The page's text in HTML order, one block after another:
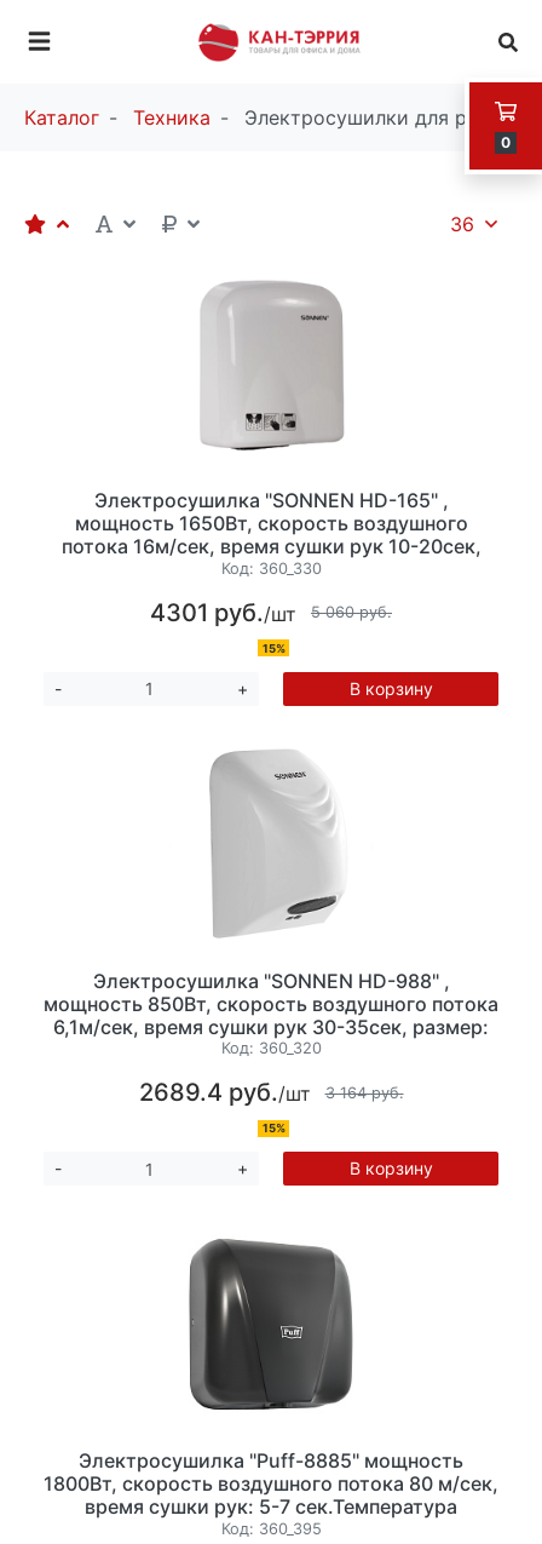
0
Каталог Техника Электросушилки для рук
36
Электросушилка "SONNEN HD-165" ,
мощность 1650Вт, скорость воздушного
потока 16м/сек, время сушки рук 10-20сек,
размер: 220х125х255мм, пластик, цвет белый
Код: 360_330
4301 руб./шт 5 060 руб.
15%
- + В корзину
Электросушилка "SONNEN HD-988" ,
мощность 850Вт, скорость воздушного потока
6,1м/сек, время сушки рук 30-35сек, размер:
150х140х210мм, пластик, цвет белый
Код: 360_320
2689.4 руб./шт 3 164 руб.
15%
- + В корзину
Электросушилка "Puff-8885" мощность
1800Вт, скорость воздушного потока 80 м/сек,
время сушки рук: 5-7 сек.Температура
воздушного потока: 40-54°С, нержавеющая
Код: 360_395